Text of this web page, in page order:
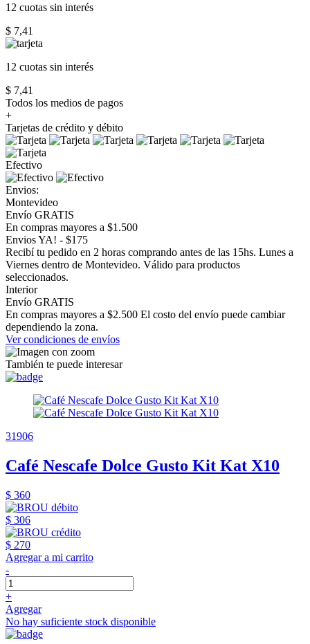
12 cuotas sin interés
$ 7,41
12 cuotas sin interés
$ 7,41
Todos los medios de pagos
+
Tarjetas de crédito y débito
Efectivo
Envios:
Montevideo
Envío GRATIS
En compras mayores a $1.500
Envios YA! - $175
Recibí tu pedido en 2 horas comprando antes de las 15hs. Lunes a
Viernes dentro de Montevideo. Válido para productos
seleccionados.
Interior
Envío GRATIS
En compras mayores a $2.500 El costo del envío puede cambiar
dependiendo la zona.
Ver condiciones de envíos
También te puede interesar
31906
Café Nescafe Dolce Gusto Kit Kat X10
$ 360
$ 306
$ 270
Agregar a mi carrito
-
+
Agregar
No hay suficiente stock disponible